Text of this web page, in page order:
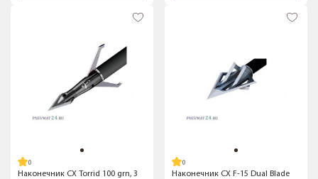
Наконечник CX Torrid 100 grn, 3
Наконечник CX F-15 Dual Blade